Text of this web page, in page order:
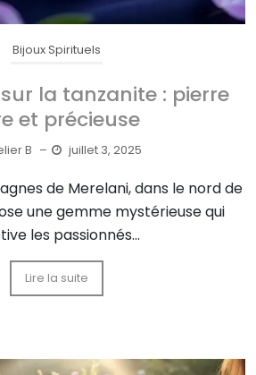
Bijoux Spirituels
la tanzanite : pierre
et précieuse
B – juillet 3, 2025
de Merelani, dans le nord de
une gemme mystérieuse qui
les passionnés...
Lire la suite